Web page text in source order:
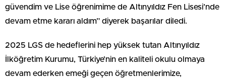
güvendim ve Lise öğrenimime de Altınyıldız Fen Lisesi’nde
devam etme kararı aldım” diyerek başarılar diledi.
2025 LGS de hedeflerini hep yüksek tutan Altınyıldız
İlköğretim Kurumu, Türkiye’nin en kaliteli okulu olmaya
devam ederken emeği geçen öğretmenlerimize,